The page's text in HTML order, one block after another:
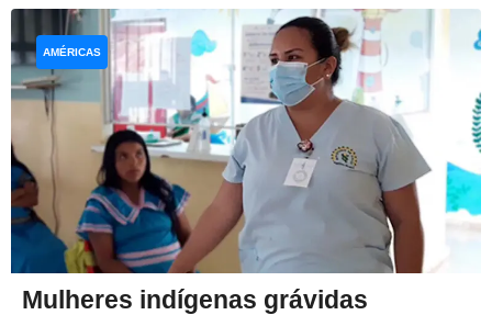
Mulheres indígenas grávidas
AMÉRICAS